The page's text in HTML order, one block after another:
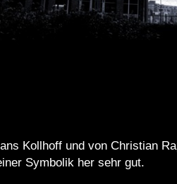
Kollhoff und von Christian
Symbolik her sehr gut.